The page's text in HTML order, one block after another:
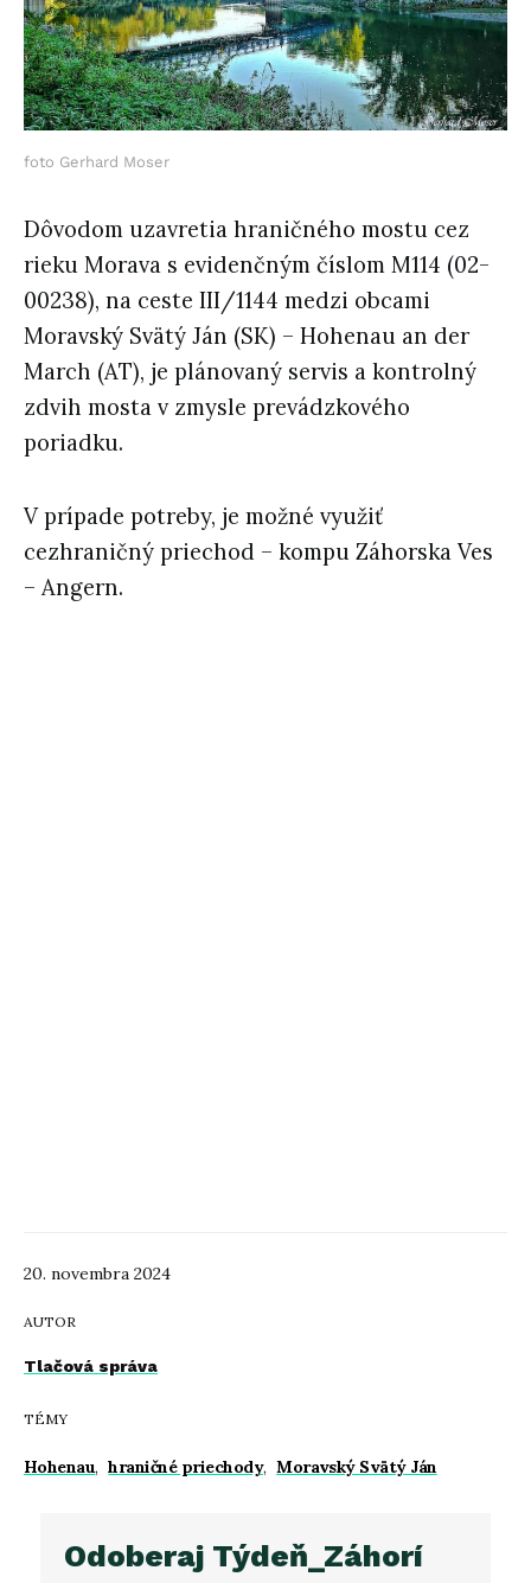
20. novembra 2024
AUTOR
Tlačová správa
TÉMY
Hohenau, hraničné priechody, Moravský Svätý Ján
foto Gerhard Moser
Dôvodom uzavretia hraničného mostu cez
rieku Morava s evidenčným číslom M114 (02-
00238), na ceste III/1144 medzi obcami
Moravský Svätý Ján (SK) – Hohenau an der
March (AT), je plánovaný servis a kontrolný
zdvih mosta v zmysle prevádzkového
poriadku.
V prípade potreby, je možné využiť
cezhraničný priechod – kompu Záhorska Ves
– Angern.
Odoberaj Týdeň_Záhorí